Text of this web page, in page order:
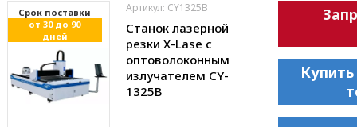
Cрок поставки
от 30 до 90
дней
Артикул: CY1325B
Станок лазерной
резки X-Lase с
оптоволоконным
излучателем CY-
1325B